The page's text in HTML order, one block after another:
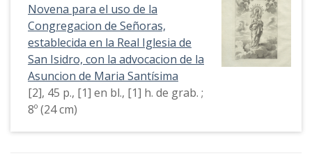
Novena para el uso de la
Congregacion de Señoras,
establecida en la Real Iglesia de
San Isidro, con la advocacion de la
Asuncion de Maria Santísima
[2], 45 p., [1] en bl., [1] h. de grab. ;
8º (24 cm)